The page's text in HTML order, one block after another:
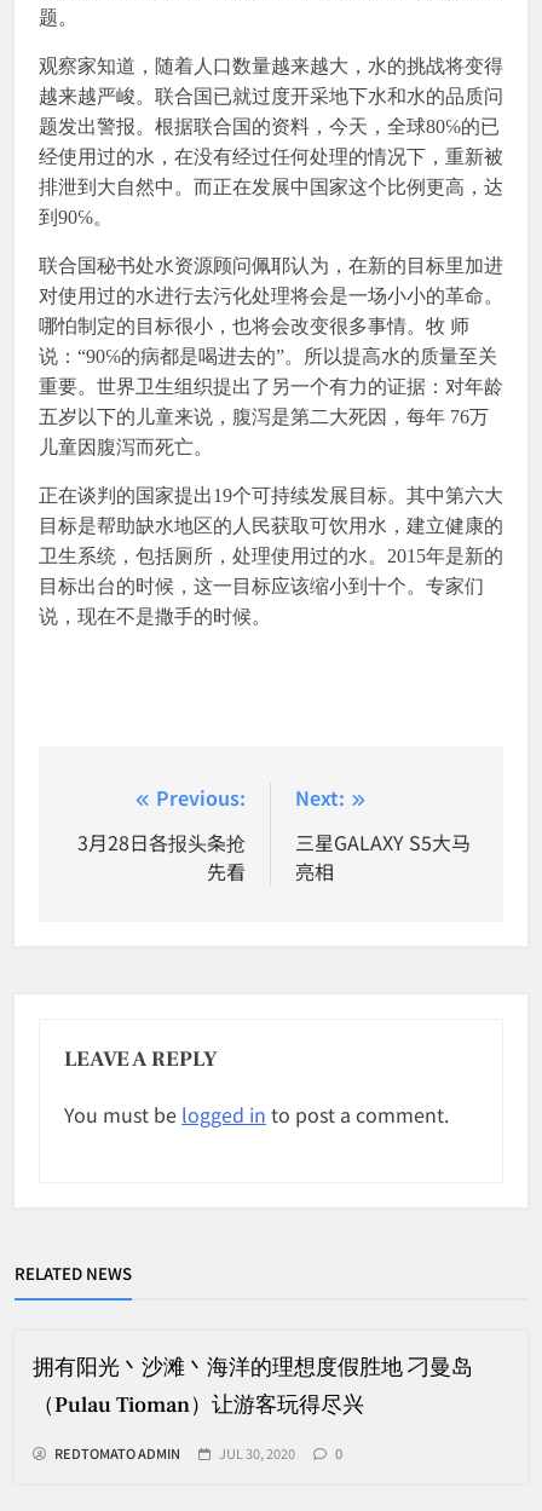
题。
观察家知道，随着人口数量越来越大，水的挑战将变得
越来越严峻。联合国已就过度开采地下水和水的品质问
题发出警报。根据联合国的资料，今天，全球80℅的已
经使用过的水，在没有经过任何处理的情况下，重新被
排泄到大自然中。而正在发展中国家这个比例更高，达
到90℅。
联合国秘书处水资源顾问佩耶认为，在新的目标里加进
对使用过的水进行去污化处理将会是一场小小的革命。
哪怕制定的目标很小，也将会改变很多事情。牧 师
说：“90℅的病都是喝进去的”。所以提高水的质量至关
重要。世界卫生组织提出了另一个有力的证据：对年龄
五岁以下的儿童来说，腹泻是第二大死因，每年 76万
儿童因腹泻而死亡。
正在谈判的国家提出19个可持续发展目标。其中第六大
目标是帮助缺水地区的人民获取可饮用水，建立健康的
卫生系统，包括厕所，处理使用过的水。2015年是新的
目标出台的时候，这一目标应该缩小到十个。专家们
说，现在不是撒手的时候。
navigation
Previous:
3月28日各报头条抢
先看
Next:
三星GALAXY S5大马
亮相
LEAVE A REPLY
You must be logged in to post a comment.
RELATED NEWS
拥有阳光丶沙滩丶海洋的理想度假胜地 刁曼岛
（Pulau Tioman）让游客玩得尽兴
REDTOMATO ADMIN JUL 30, 2020 0